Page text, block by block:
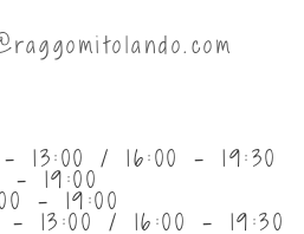
13:00 / 16:00 - 19:30
- 19:00
- 19:00
- 13:00 / 16:00 - 19:30